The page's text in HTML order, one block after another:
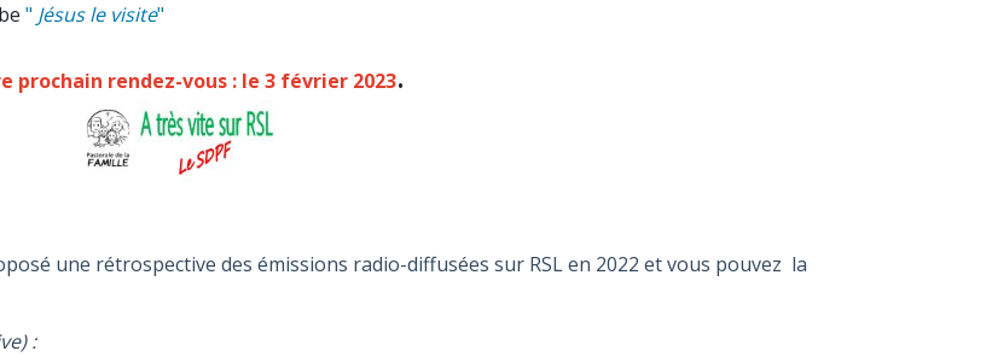
" Jésus le visite"
prochain rendez-vous : le 3 février 2023.
une rétrospective des émissions radio-diffusées sur RSL en 2022 et vous pouvez la
: